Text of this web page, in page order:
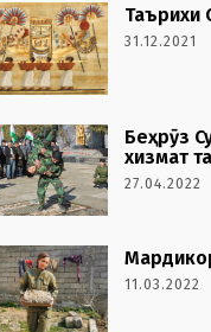
Таърихи
31.12.2021
Беҳрӯз
хизмат
27.04.2022
11.03.2022